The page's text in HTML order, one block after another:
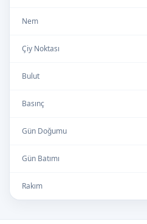
Nem
Çiy Noktası
Bulut
Basınç
Gün Doğumu
Gün Batımı
Rakım